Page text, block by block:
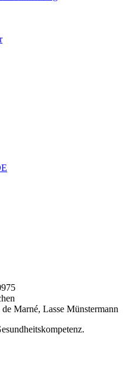
Marné, Lasse Münstermann